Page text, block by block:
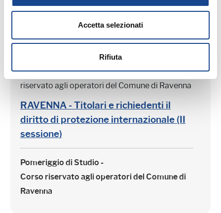
Accetta selezionati
Rifiuta
08/02/17 - Pomeriggio di Studio - Corso
riservato agli operatori del Comune di Ravenna
RAVENNA - Titolari e richiedenti il
diritto di protezione internazionale (II
sessione)
Pomeriggio di Studio -
Corso riservato agli operatori del Comune di
Ravenna